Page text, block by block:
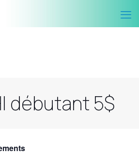
débutant 5$